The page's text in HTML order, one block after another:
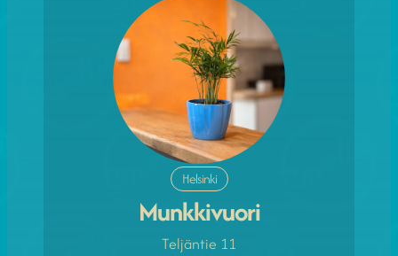
Helsinki
Munkkivuori
Teljäntie 11